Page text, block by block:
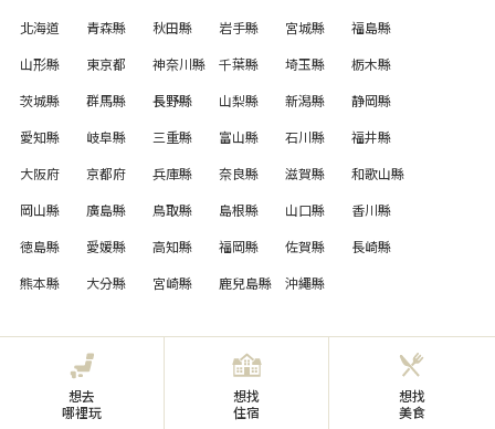
北海道
青森縣 秋田縣 岩手縣 宮城縣
福島縣
山形縣
東京都 神奈川縣 千葉縣 埼玉縣
栃木縣
茨城縣
群馬縣 長野縣 山梨縣 新潟縣
静岡縣
愛知縣
岐阜縣 三重縣 富山縣 石川縣
福井縣
大阪府
京都府 兵庫縣 奈良縣 滋賀縣
和歌山縣
岡山縣
廣島縣 鳥取縣 島根縣 山口縣
香川縣
徳島縣
愛媛縣 高知縣 福岡縣 佐賀縣
長崎縣
熊本縣
大分縣 宮崎縣 鹿兒島縣 沖繩縣
想去
哪裡玩
想找
住宿
想找
美食